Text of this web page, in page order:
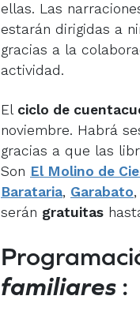
ellas. Las
estarán dirigidas a
gracias a la
actividad.
El ciclo de
noviembre. Habrá
gracias a que las
Son El Molino de
Barataria, Garabato,
serán gratuitas
familiares :